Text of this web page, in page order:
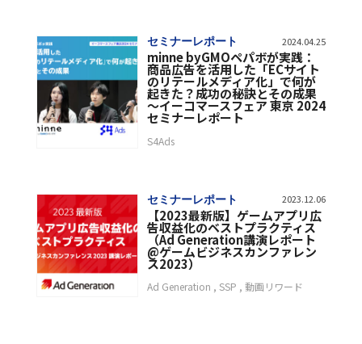
セミナーレポート 2024.04.25
minne byGMOペパボが実践：
商品広告を活用した「ECサイト
のリテールメディア化」で何が
起きた？成功の秘訣とその成果
〜イーコマースフェア 東京 2024
セミナーレポート
S4Ads
セミナーレポート 2023.12.06
【2023最新版】ゲームアプリ広
告収益化のベストプラクティス
（Ad Generation講演レポート
@ゲームビジネスカンファレン
ス2023）
Ad Generation SSP 動画リワード